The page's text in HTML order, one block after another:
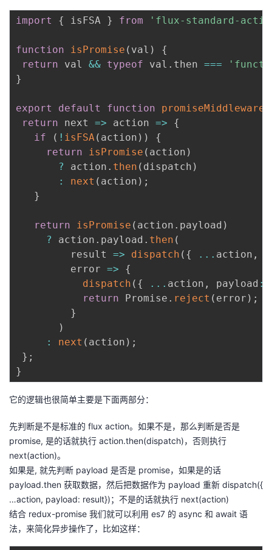
import { isFSA } from 'flux-standard-
function isPromise ( val )
{
return val && typeof val . then ===
}
export default function promiseMiddleware
return
next => action =>
{
if
( ! isFSA( action ) )
{
return
isPromise ( action )
?
action . then ( dispatch )
:
next ( action ) ;
}
return isPromise ( action . payload )
?
action . payload . then (
result
=> dispatch ( { ... action ,
error =>
{
dispatch ( { ... action , payload :
return Promise . reject ( error ) ;
}
)
:
next ( action ) ;
} ;
}
它的逻辑也很简单主要是下面两部分：
先判断是不是标准的 flux action。如果不是，那么判断是否是
promise, 是的话就执行 action.then(dispatch)，否则执行
next(action)。
如果是, 就先判断 payload 是否是 promise，如果是的话
payload.then 获取数据，然后把数据作为 payload 重新 dispatch({
…action, payload: result})；不是的话就执行 next(action)
结合 redux-promise 我们就可以利用 es7 的 async 和 await 语
法，来简化异步操作了，比如这样：